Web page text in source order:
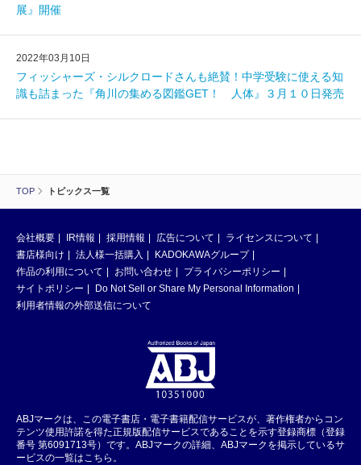
TOP トピックス一覧
展』開催
2022年03月10日
フィッシャーズ・シルクロードさんも絶賛！中学受験に使える知
識も詰まった『角川の集める図鑑GET！ 人体』３月１０日発売
会社概要 IR情報 採用情報 広告について
ライセンスについて
書店様向け
法人様一括購入
KADOKAWAグループ
作品の利用について
お問い合わせ
プライバシーポリシー
サイトポリシー
Do Not Sell or Share My Personal Information
利用者情報の外部送信について
ABJマークは、この電子書店・電子書籍配信サービスが、著作権者からコン
テンツ使用許諾を得た正規版配信サービスであることを示す登録商標（登録
番号 第6091713号）です。ABJマークの詳細、ABJマークを掲示しているサ
ービスの一覧はこちら。